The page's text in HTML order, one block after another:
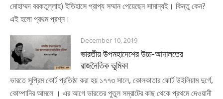
মোহাম্মদ বরকতুল্লাহ) ইতিহাসে প্রাপ্য সম্মান পেয়েছেন সামান্যই। কিন্তু কেন?
এই হলো প্রথম প্রশ্ন।
December 10, 2019
ভারতীয় উপমহাদেশের উচ্চ-আদালতের
রাজনৈতিক ভূমিকা
ভারতে সুপ্রিম কোর্ট প্রতিষ্ঠা করা হয় ১৭৭৩ সালে, কোলকাতার ফোর্ট উইলিয়াম দুর্গে,
কোম্পানির আমলে । এর আগে ভারতের পুতুল সম্রাটের কাছ থেকে প্রথমে দেওয়ানী